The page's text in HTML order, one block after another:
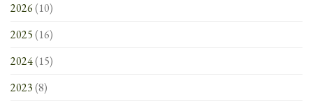
2026(10)
2025(16)
2024(15)
2023(8)